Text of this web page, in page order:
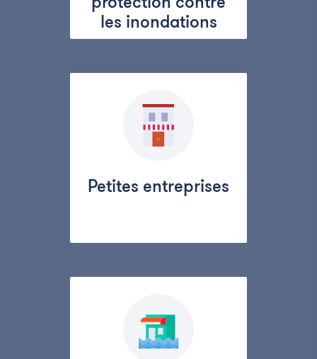
protection contre
les inondations
Petites entreprises